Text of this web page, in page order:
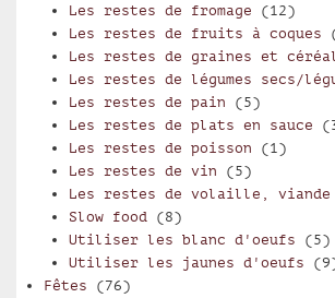
Les restes de fromage (12)
Les restes de fruits à coques
Les restes de graines et
Les restes de légumes secs/
Les restes de pain (5)
Les restes de plats en sauce
Les restes de poisson (1)
Les restes de vin (5)
Les restes de volaille, viande
Slow food (8)
Utiliser les blanc d'oeufs (5)
Utiliser les jaunes d'oeufs
Fêtes (76)